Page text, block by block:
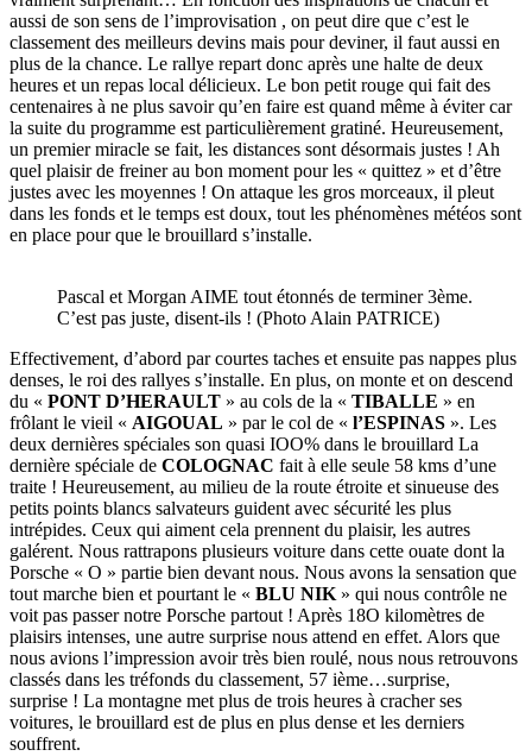
aussi de son sens de l’improvisation , on peut dire que c’est le
classement des meilleurs devins mais pour deviner, il faut aussi en
plus de la chance. Le rallye repart donc après une halte de deux
heures et un repas local délicieux. Le bon petit rouge qui fait des
centenaires à ne plus savoir qu’en faire est quand même à éviter car
la suite du programme est particulièrement gratiné. Heureusement,
un premier miracle se fait, les distances sont désormais justes ! Ah
quel plaisir de freiner au bon moment pour les « quittez » et d’être
justes avec les moyennes ! On attaque les gros morceaux, il pleut
dans les fonds et le temps est doux, tout les phénomènes météos sont
en place pour que le brouillard s’installe.
Pascal et Morgan AIME tout étonnés de terminer 3ème.
C’est pas juste, disent-ils ! (Photo Alain PATRICE)
Effectivement, d’abord par courtes taches et ensuite pas nappes plus
denses, le roi des rallyes s’installe. En plus, on monte et on descend
du « PONT D’HERAULT » au cols de la « TIBALLE » en
frôlant le vieil « AIGOUAL » par le col de « l’ESPINAS ». Les
deux dernières spéciales son quasi IOO% dans le brouillard La
dernière spéciale de COLOGNAC fait à elle seule 58 kms d’une
traite ! Heureusement, au milieu de la route étroite et sinueuse des
petits points blancs salvateurs guident avec sécurité les plus
intrépides. Ceux qui aiment cela prennent du plaisir, les autres
galérent. Nous rattrapons plusieurs voiture dans cette ouate dont la
Porsche « O » partie bien devant nous. Nous avons la sensation que
tout marche bien et pourtant le « BLU NIK » qui nous contrôle ne
voit pas passer notre Porsche partout ! Après 18O kilomètres de
plaisirs intenses, une autre surprise nous attend en effet. Alors que
nous avions l’impression avoir très bien roulé, nous nous retrouvons
classés dans les tréfonds du classement, 57 ième…surprise,
surprise ! La montagne met plus de trois heures à cracher ses
voitures, le brouillard est de plus en plus dense et les derniers
souffrent.